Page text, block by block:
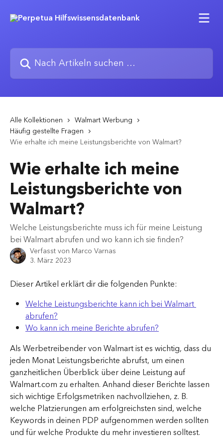
Nach Artikeln suchen …
Alle Kollektionen
Walmart Werbung
Häufig gestellte Fragen
Wie erhalte ich meine Leistungsberichte von Walmart?
Wie erhalte ich meine
Leistungsberichte von
Walmart?
Welche Leistungsberichte muss ich für meine Leistung
bei Walmart abrufen und wo kann ich sie finden?
Verfasst von Marco Varnas
3. März 2023
Dieser Artikel erklärt dir die folgenden Punkte:
Welche Leistungsberichte kann ich bei Walmart
abrufen?
Wo kann ich meine Berichte abrufen?
Als Werbetreibender von Walmart ist es wichtig, dass du
jeden Monat Leistungsberichte abrufst, um einen
ganzheitlichen Überblick über deine Leistung auf
Walmart.com zu erhalten. Anhand dieser Berichte lassen
sich wichtige Erfolgsmetriken nachvollziehen, z. B.
welche Platzierungen am erfolgreichsten sind, welche
Keywords in deinen PDP aufgenommen werden sollten
und für welche Produkte du mehr investieren solltest.